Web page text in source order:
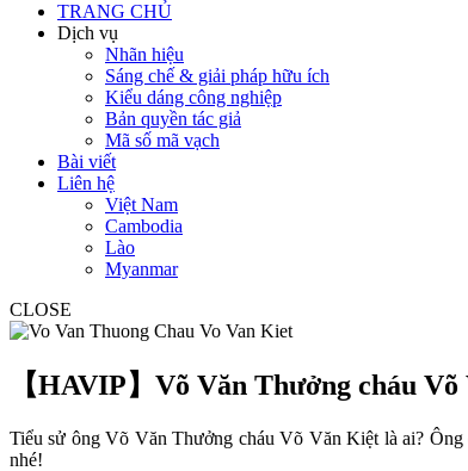
TRANG CHỦ
Dịch vụ
Nhãn hiệu
Sáng chế & giải pháp hữu ích
Kiểu dáng công nghiệp
Bản quyền tác giả
Mã số mã vạch
Bài viết
Liên hệ
Việt Nam
Cambodia
Lào
Myanmar
CLOSE
【HAVIP】Võ Văn Thưởng cháu
Tiểu sử ông Võ Văn Thưởng cháu Võ Văn Kiệt là ai?
nhé!